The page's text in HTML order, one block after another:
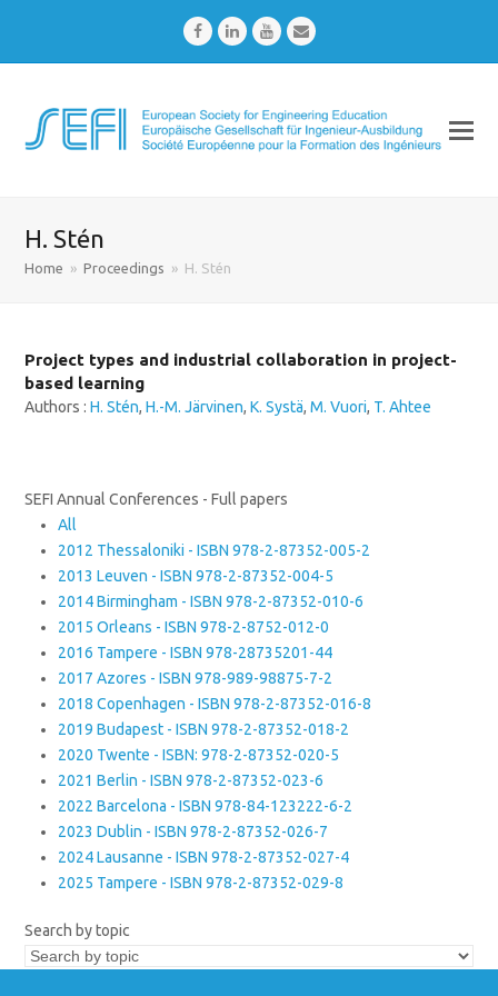
FacebookLinkedInYoutubeEmail
H. Stén
Home » Proceedings » H. Stén
Project types and industrial collaboration in project-
based learning
Authors :H. Stén,H.-M. Järvinen,K. Systä,M. Vuori, T. Ahtee
SEFI Annual Conferences - Full papers
All
2012 Thessaloniki - ISBN 978-2-87352-005-2
2013 Leuven - ISBN 978-2-87352-004-5
2014 Birmingham - ISBN 978-2-87352-010-6
2015 Orleans - ISBN 978-2-8752-012-0
2016 Tampere - ISBN 978-28735201-44
2017 Azores - ISBN 978-989-98875-7-2
2018 Copenhagen - ISBN 978-2-87352-016-8
2019 Budapest - ISBN 978-2-87352-018-2
2020 Twente - ISBN: 978-2-87352-020-5
2021 Berlin - ISBN 978-2-87352-023-6
2022 Barcelona - ISBN 978-84-123222-6-2
2023 Dublin - ISBN 978-2-87352-026-7
2024 Lausanne - ISBN 978-2-87352-027-4
2025 Tampere - ISBN 978-2-87352-029-8
Search by topic